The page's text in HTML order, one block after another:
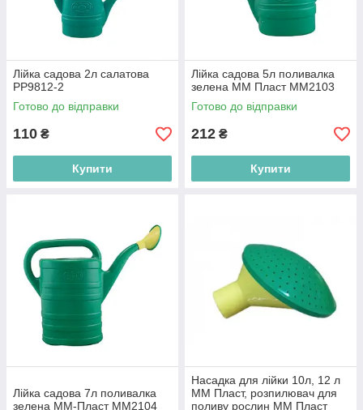
Лійка садова 2л салатова
PP9812-2
Готово до відправки
110 ₴
Купити
Лійка садова 5л поливалка
зелена ММ Пласт ММ2103
Готово до відправки
212 ₴
Купити
Лійка садова 7л поливалка
зелена ММ-Пласт ММ2104
Насадка для лійки 10л, 12 л
ММ Пласт, розпилювач для
поливу рослин ММ Пласт